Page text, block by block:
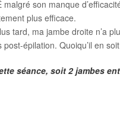
malgré son manque
plus efficace.
tard, ma jambe droite n’a
épilation. Quoiqu’il en
séance, soit 2 jambes